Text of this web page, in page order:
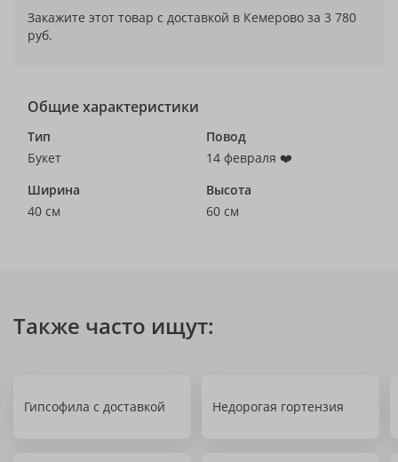
Закажите этот товар с доставкой в Кемерово за 3 780
руб.
Общие характеристики
Тип
Букет
Повод
14 февраля ❤️
Ширина
40 см
Высота
60 см
Также часто ищут:
Гипсофила с доставкой Недорогая гортензия